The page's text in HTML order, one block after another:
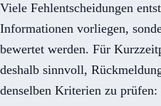
Viele Fehlentscheidungen
Informationen vorliegen,
bewertet werden. Für
deshalb sinnvoll,
denselben Kriterien zu prüfen: